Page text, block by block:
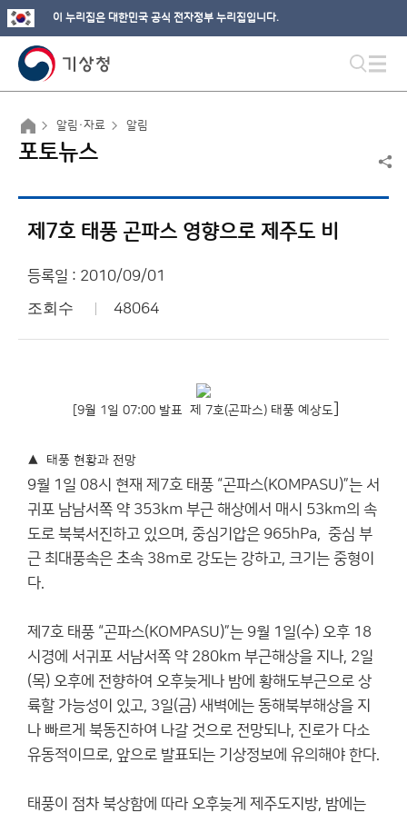
이 누리집은 대한민국 공식 전자정부 누리집입니다.
알림·자료 알림
포토뉴스
제7호 태풍 곤파스 영향으로 제주도 비
등록일 : 2010/09/01
조회수 48064
[9월 1일 07:00 발표 제 7호(곤파스) 태풍 예상도]
▲ 태풍 현황과 전망
9월 1일 08시 현재 제7호 태풍 “곤파스(KOMPASU)”는 서
귀포 남남서쪽 약 353km 부근 해상에서 매시 53km의 속
도로 북북서진하고 있으며, 중심기압은 965hPa, 중심 부
근 최대풍속은 초속 38m로 강도는 강하고, 크기는 중형이
다.
제7호 태풍 “곤파스(KOMPASU)”는 9월 1일(수) 오후 18
시경에 서귀포 서남서쪽 약 280km 부근해상을 지나, 2일
(목) 오후에 전향하여 오후늦게나 밤에 황해도부근으로 상
륙할 가능성이 있고, 3일(금) 새벽에는 동해북부해상을 지
나 빠르게 북동진하여 나갈 것으로 전망되나, 진로가 다소
유동적이므로, 앞으로 발표되는 기상정보에 유의해야 한다.
태풍이 점차 북상함에 따라 오후늦게 제주도지방, 밤에는